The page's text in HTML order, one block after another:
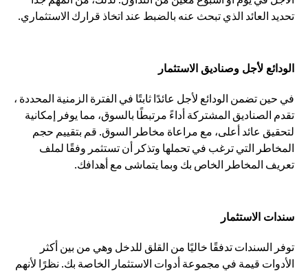
تحديد العائد الذي تبحث عنه بالضبط عند اتخاذ قرارك الاستثماري.
الودائع لأجل وصناديق الاستثمار
في حين تضمن الودائع لأجل عائدًا ثابتًا في الفترة الزمنية المحددة ،
تقدم الصناديق المشتركة أداءً مرتبطًا بالسوق، مما يوفر إمكانية
لتحقيق عائد أعلى، مع مراعاة مخاطر السوق. قم بتقييم حجم
المخاطر التي ترغب في تحملها وتذكر أن تستثمر وفقًا لملف
تعريف المخاطر الخاص بك وبما يتماشى مع أهدافك.
سندات الاستثمار
توفر السندات تدفقًا خاليًا من القلق للدخل وهي من بين أكثر
الأدوات قيمة في مجموعة أدوات الاستثمار الخاصة بك. نظرًا لأنهم